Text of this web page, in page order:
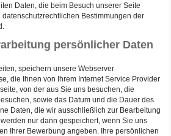
Daten, die beim Besuch unserer Seite
Bestimmungen der
persönlicher Daten
speichern unsere Webserver
die Ihnen von Ihrem Internet Service Provider
von der aus Sie uns besuchen, die
sowie das Datum und die Dauer des
Daten, die wir ausschließlich zur Bearbeitung
nur dann gespeichert, wenn Sie uns
Ihrer Bewerbung angeben. Ihre persönlichen